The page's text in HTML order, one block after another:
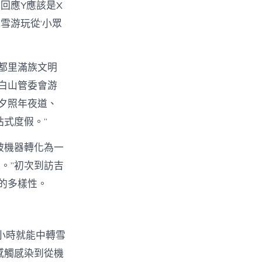
應Y應該是X
游玩從‘小眾
里滿族文明
山管委會游
照年夜道、
度假。”
器轉化為一
”初次到訪吉
多樣性。
時就能中轉雪
觸感染到從機